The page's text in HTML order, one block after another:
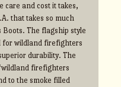
care and cost it takes,
that takes so much
The flagship style
for wildland firefighters
durability. The
firefighters
to the smoke filled